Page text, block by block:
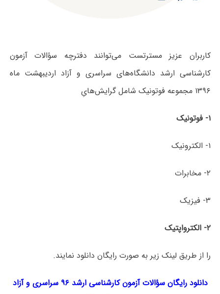
کاربران عزیز مسترتست می‌توانند دفترچه سؤالات آزمون
کارشناسی ارشد دانشگاه‌های سراسری و آزاد اردیبهشت ماه
۱۳۹۶ مجموعه فوتونیک شامل گرایش‌هایِ
۱- فوتونیک
۱- الکترونیک
۲- مخابرات
۳- فیزیک
۲- الکترواپتیک
را از طریق لینک‌ زیر به صورت رایگان دانلود نمایند.
دانلود رایگان سؤالات آزمون کارشناسی ارشد ۹۶ سراسری و آزاد